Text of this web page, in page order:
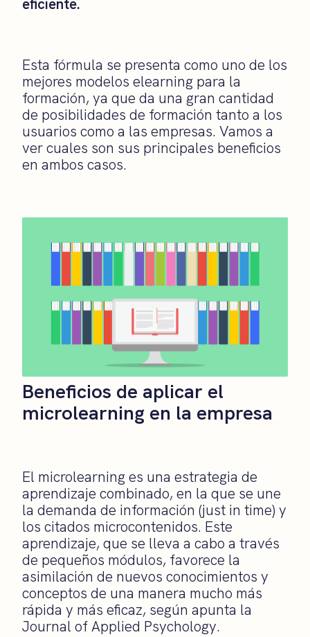
eficiente.
Esta fórmula se presenta como uno de los
mejores modelos elearning para la
formación, ya que da una gran cantidad
de posibilidades de formación tanto a los
usuarios como a las empresas. Vamos a
ver cuales son sus principales beneficios
en ambos casos.
Beneficios de aplicar el
microlearning en la empresa
El microlearning es una estrategia de
aprendizaje combinado, en la que se une
la demanda de información (just in time) y
los citados microcontenidos. Este
aprendizaje, que se lleva a cabo a través
de pequeños módulos, favorece la
asimilación de nuevos conocimientos y
conceptos de una manera mucho más
rápida y más eficaz, según apunta la
Journal of Applied Psychology.